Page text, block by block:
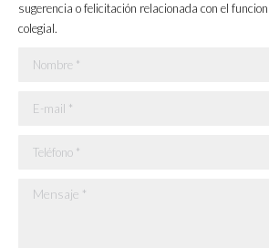
windowwindowwindowwindow
sugerencia o felicitación relacionada con el
colegial.
Nombre *
E-mail *
Teléfono *
Mensaje *